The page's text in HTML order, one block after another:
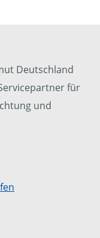
Deutschland
für
und